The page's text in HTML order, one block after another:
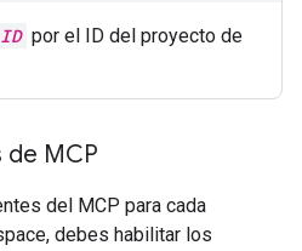
por el ID del proyecto de
de MCP
del MCP para cada
debes habilitar los